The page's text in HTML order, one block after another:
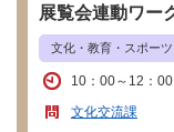
展覧会連動ワー
文化・教育・スポーツ
10：00～12：00
文化交流課